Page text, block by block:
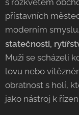
s rozkvětem
přístavních
moderním
statečnosti,
Muži se scházeli
lovu nebo
obratnost s holí,
jako nástroj k